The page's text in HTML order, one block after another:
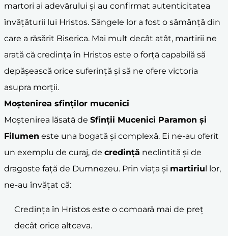
martori ai adevărului și au confirmat autenticitatea
învățăturii lui Hristos. Sângele lor a fost o sămânță din
care a răsărit Biserica. Mai mult decât atât, martirii ne
arată că credința în Hristos este o forță capabilă să
depășească orice suferință și să ne ofere victoria
asupra morții.
Moștenirea sfinților mucenici
Moștenirea lăsată de Sfinții Mucenici Paramon și
Filumen este una bogată și complexă. Ei ne-au oferit
un exemplu de curaj, de credință neclintită și de
dragoste față de Dumnezeu. Prin viața și martiriul lor,
ne-au învățat că:
Credința în Hristos este o comoară mai de preț
decât orice altceva.